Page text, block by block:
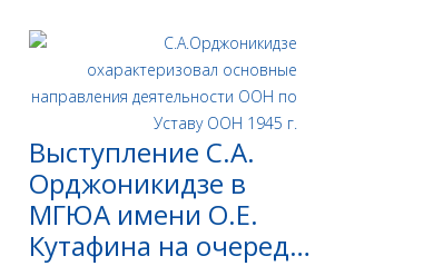
Выступление С.А.
Орджоникидзе в
МГЮА имени О.Е.
Кутафина на очеред…